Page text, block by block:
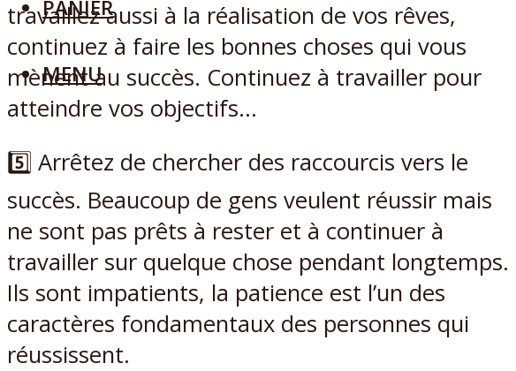
PANIER
MENU
travaillez aussi à la réalisation de vos rêves,
continuez à faire les bonnes choses qui vous
mènent au succès. Continuez à travailler pour
atteindre vos objectifs…
5️⃣ Arrêtez de chercher des raccourcis vers le
succès. Beaucoup de gens veulent réussir mais
ne sont pas prêts à rester et à continuer à
travailler sur quelque chose pendant longtemps.
Ils sont impatients, la patience est l’un des
caractères fondamentaux des personnes qui
réussissent.